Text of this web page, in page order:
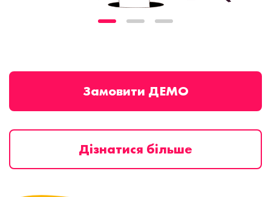
Замовити ДЕМО
Дізнатися більше